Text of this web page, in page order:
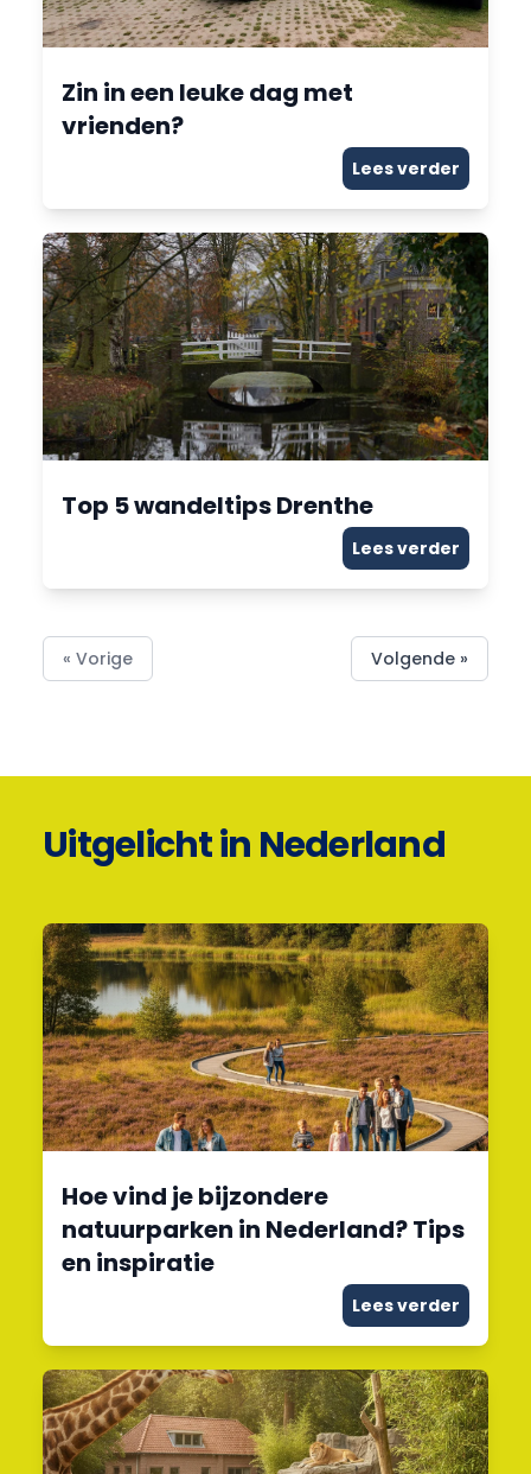
Zin in een leuke dag met
vrienden?
Lees verder
Top 5 wandeltips Drenthe
Lees verder
« Vorige Volgende »
Uitgelicht in Nederland
Hoe vind je bijzondere
natuurparken in Nederland? Tips
en inspiratie
Lees verder